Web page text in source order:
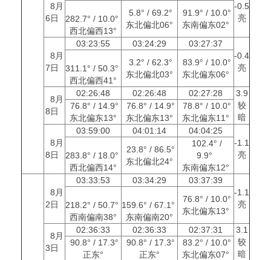
8月
6日
-0.5
亮
282.7° / 10.0°
西北偏西13°
5.8° / 69.2°
东北偏北06°
91.9° / 10.0°
东南偏东02°
8月
7日
03:23:55 03:24:29
03:27:37
-0.4
亮
311.1° / 50.3°
西北偏西41°
3.2° / 62.3°
东北偏北03°
83.9° / 10.0°
东北偏东06°
8月
8日
02:26:48 02:26:48 02:27:28
3.9
较
暗
76.8° / 14.9°
东北偏东13°
76.8° / 14.9°
东北偏东13°
78.8° / 10.0°
东北偏东11°
8月
8日
03:59:00 04:01:14
04:04:25
-1.1
亮
283.8° / 18.0°
西北偏西14°
23.8° / 86.5°
东北偏北24°
102.4° /
9.9°
东南偏东12°
8月
2日
03:33:53 03:34:29
03:37:39
-1.1
亮
218.2° / 50.7°
西南偏南38°
159.6° / 67.1°
东南偏南20°
76.8° / 10.0°
东北偏东13°
8月
3日
02:36:33 02:36:33 02:37:31
3.1
较
暗
90.8° / 17.3°
正东°
90.8° / 17.3°
正东°
83.2° / 10.0°
东北偏东07°